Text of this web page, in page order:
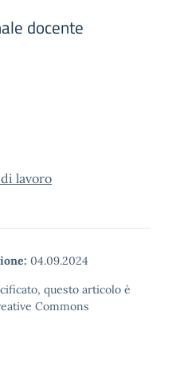
docente
lavoro
04.09.2024
questo articolo è
Commons